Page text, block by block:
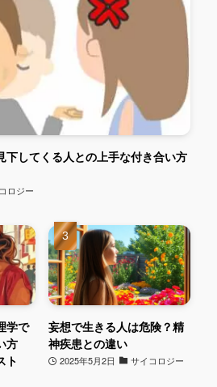
下してくる人との上手な付き合い方
ロジー
学で
方
ト
妄想で生きる人は危険？精
神疾患との違い
2025年5月2日 サイコロジー